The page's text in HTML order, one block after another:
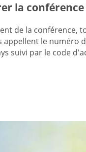
la
de la conférence,
appellent le numéro
suivi par le code